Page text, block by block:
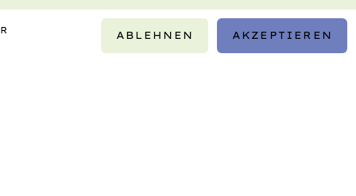
ABLEHNEN AKZEPTIEREN